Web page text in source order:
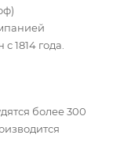
1814 года.
более 300